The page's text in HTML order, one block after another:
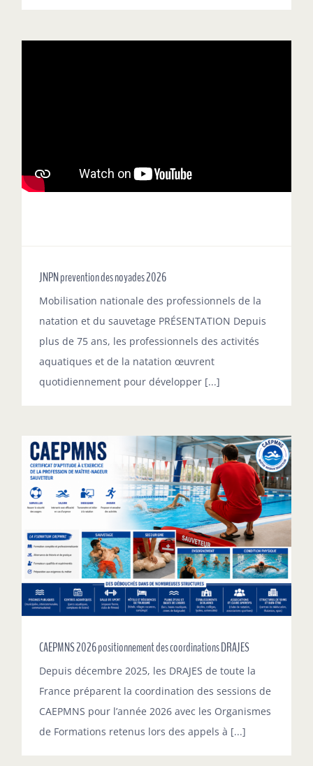
JNPN prevention des noyades 2026
Mobilisation nationale des professionnels de la
natation et du sauvetage PRÉSENTATION Depuis
plus de 75 ans, les professionnels des activités
aquatiques et de la natation œuvrent
quotidiennement pour développer [...]
CAEPMNS 2026 positionnement des coordinations DRAJES
Depuis décembre 2025, les DRAJES de toute la
France préparent la coordination des sessions de
CAEPMNS pour l’année 2026 avec les Organismes
de Formations retenus lors des appels à [...]